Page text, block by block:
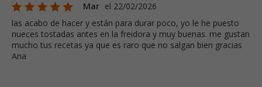
Mar el 22/02/2026
las acabo de hacer y están para durar poco, yo le he puesto
nueces tostadas antes en la freidora y muy buenas. me gustan
mucho tus recetas ya que es raro que no salgan bien gracias
Ana